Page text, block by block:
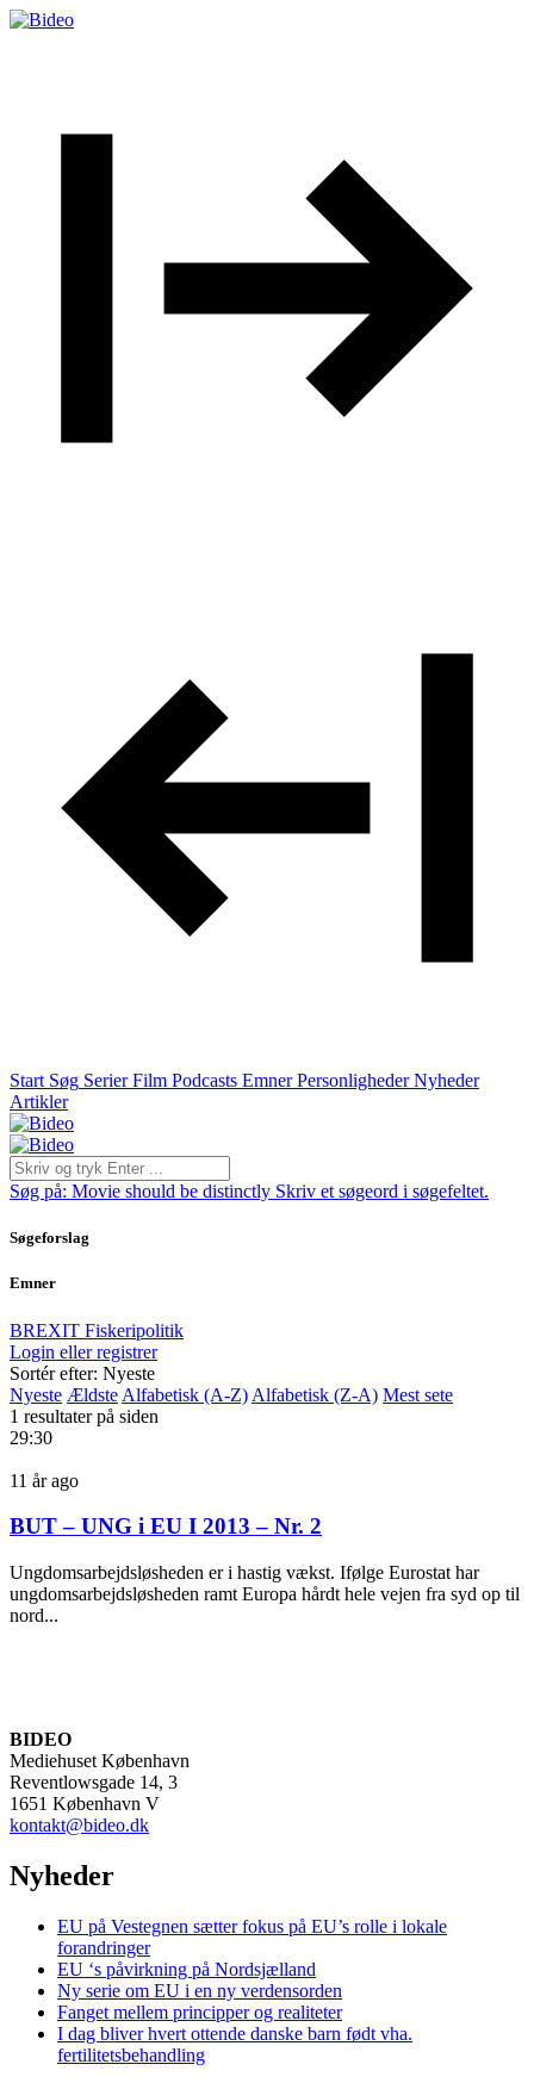
Start Søg Serier Film Podcasts Emner Personligheder Nyheder
Artikler
Søg på: Movie should be distinctly Skriv et søgeord i søgefeltet.
Søgeforslag
Emner
BREXIT Fiskeripolitik
Login eller registrer
Sortér efter: Nyeste
Nyeste Ældste Alfabetisk (A-Z) Alfabetisk (Z-A) Mest sete
1 resultater på siden
29:30
11 år ago
BUT – UNG i EU I 2013 – Nr. 2
Ungdomsarbejdsløsheden er i hastig vækst. Ifølge Eurostat har
ungdomsarbejdsløsheden ramt Europa hårdt hele vejen fra syd op til
nord...
BIDEO
Mediehuset København
Reventlowsgade 14, 3
1651 København V
kontakt@bideo.dk
Nyheder
EU på Vestegnen sætter fokus på EU’s rolle i lokale
forandringer
EU ‘s påvirkning på Nordsjælland
Ny serie om EU i en ny verdensorden
Fanget mellem principper og realiteter
I dag bliver hvert ottende danske barn født vha.
fertilitetsbehandling